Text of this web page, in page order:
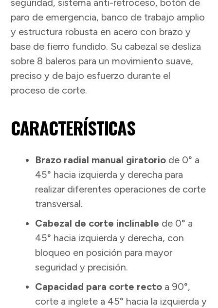
seguridad, sistema anti-retroceso, botón de
paro de emergencia, banco de trabajo amplio
y estructura robusta en acero con brazo y
base de fierro fundido. Su cabezal se desliza
sobre 8 baleros para un movimiento suave,
preciso y de bajo esfuerzo durante el
proceso de corte.
CARACTERÍSTICAS
Brazo radial manual giratorio de 0° a
45° hacia izquierda y derecha para
realizar diferentes operaciones de corte
transversal.
Cabezal de corte inclinable de 0° a
45° hacia izquierda y derecha, con
bloqueo en posición para mayor
seguridad y precisión.
Capacidad para corte recto a 90°,
corte a inglete a 45° hacia la izquierda y